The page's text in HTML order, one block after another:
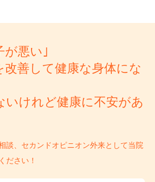
が悪い｣
改善して健康な身体にな
いけれど健康に不安があ
談、セカンドオピニオン外来として当院
ださい！